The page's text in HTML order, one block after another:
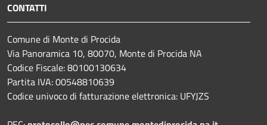
CONTATTI
Comune di Monte di Procida
Via Panoramica 10, 80070, Monte di Procida NA
Codice Fiscale: 80100130634
Partita IVA: 00548810639
Codice univoco di fatturazione elettronica: UFYJZS